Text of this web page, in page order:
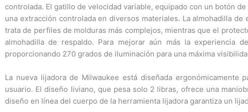
controlada. El gatillo de velocidad variable, equipado con un botón
una extracción controlada en diversos materiales. La almohadilla
trata de perfiles de molduras más complejos, mientras que el
almohadilla de respaldo. Para mejorar aún más la experiencia
proporcionando 270 grados de iluminación para una máxima
La nueva lijadora de Milwaukee está diseñada
usuario. El diseño liviano, que pesa solo 2 libras, ofrece una
diseño en línea del cuerpo de la herramienta lijadora garantiza un